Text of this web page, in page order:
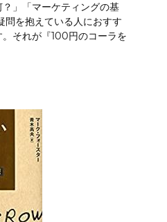
？」「マーケティングの基
問を抱えている人におすす
それが『100円のコーラを